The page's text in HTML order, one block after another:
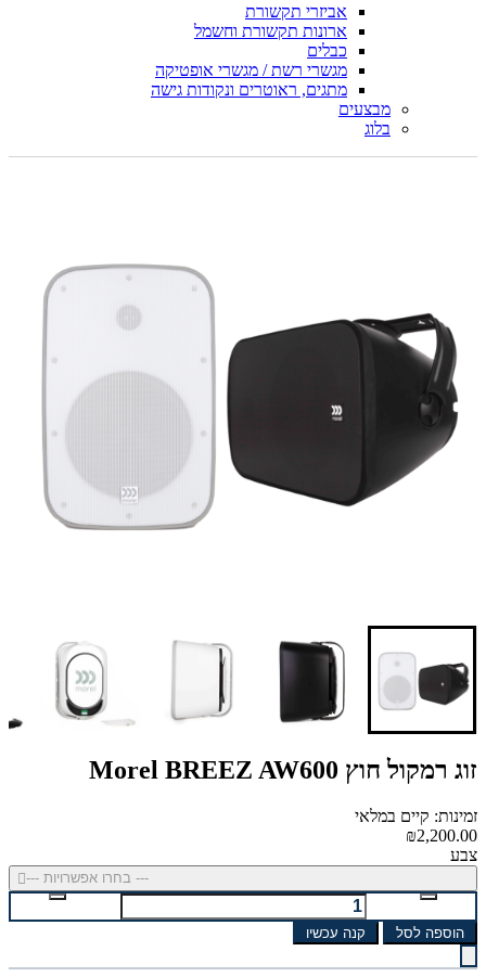
אביזרי תקשורת
ארונות תקשורת וחשמל
כבלים
מגשרי רשת / מגשרי אופטיקה
מתגים, ראוטרים ונקודות גישה
מבצעים
בלוג
זוג רמקול חוץ Morel BREEZ AW600
זמינות: קיים במלאי
₪2,200.00
צבע
--- בחרו אפשרויות ---
הוספה לסל קנה עכשיו